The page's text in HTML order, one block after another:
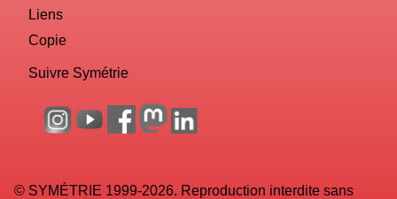
Liens
Copie
Suivre Symétrie
© SYMÉTRIE 1999-2026. Reproduction interdite sans